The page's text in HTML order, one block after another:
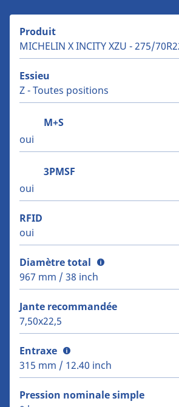
Produit
MICHELIN X INCITY XZU - 275/
Essieu
Z - Toutes positions
M+S
oui
3PMSF
oui
RFID
oui
Diamètre total
967 mm / 38 inch
Jante recommandée
7,50x22,5
Entraxe
315 mm / 12.40 inch
Pression nominale simple